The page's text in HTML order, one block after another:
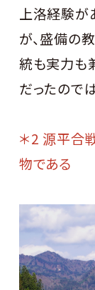
上洛経験が
が、盛備の
統も実力も
だったので
＊2 源平合
物である